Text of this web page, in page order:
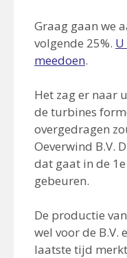
Graag gaan we
volgende 25%.
meedoen.
Het zag er naar
de turbines
overgedragen
Oeverwind B.V.
dat gaat in de
gebeuren.
De productie
wel voor de B.V.
laatste tijd